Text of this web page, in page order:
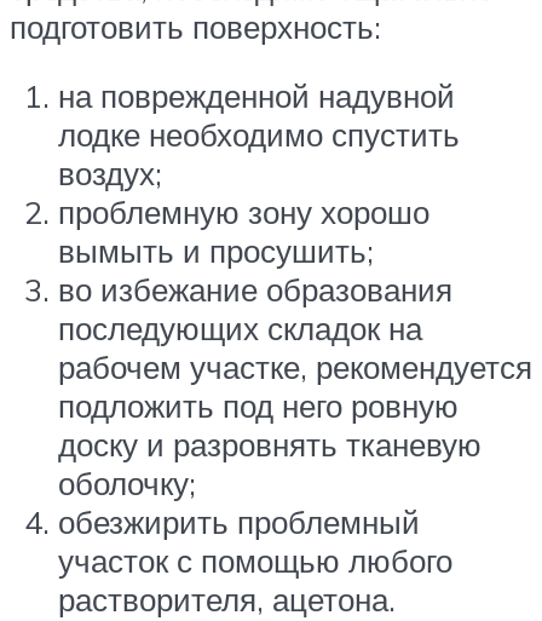
подготовить поверхность:
на поврежденной надувной
лодке необходимо спустить
воздух;
проблемную зону хорошо
вымыть и просушить;
во избежание образования
последующих складок на
рабочем участке, рекомендуется
подложить под него ровную
доску и разровнять тканевую
оболочку;
обезжирить проблемный
участок с помощью любого
растворителя, ацетона.